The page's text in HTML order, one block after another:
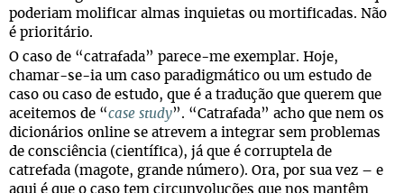
poderiam molificar almas inquietas ou mortificadas. Não
é prioritário.
O caso de “catrafada” parece-me exemplar. Hoje,
chamar-se-ia um caso paradigmático ou um estudo de
caso ou caso de estudo, que é a tradução que querem que
aceitemos de “case study”. “Catrafada” acho que nem os
dicionários online se atrevem a integrar sem problemas
de consciência (científica), já que é corruptela de
catrefada (magote, grande número). Ora, por sua vez – e
aqui é que o caso tem circunvoluções que nos mantêm